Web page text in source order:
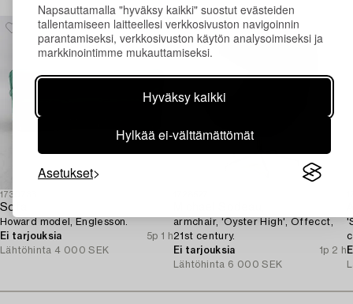
Napsauttamalla "hyväksy kaikki" suostut evästeiden
tallentamiseen laitteellesi verkkosivuston navigoinnin
parantamiseksi, verkkosivuston käytön analysoimiseksi ja
markkinointimme mukauttamiseksi.
Hyväksy kaikki
Hylkää ei-välttämättömät
Asetukset
1730733
Sofa,
Howard model, Englesson.
Ei tarjouksia
5p 1 h
Lähtöhinta 4 000 SEK
armchair, 'Oyster High', Offecct,
21st century.
Ei tarjouksia
1p 2 h
Lähtöhinta 6 000 SEK